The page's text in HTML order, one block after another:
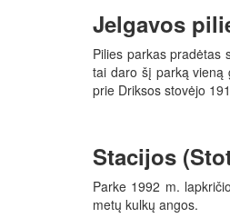
Jelgavos
Pilies parkas pradėtas
tai daro šį parką vieną
prie Driksos stovėjo
Stacijos
Parke 1992 m.
metų kulkų angos.